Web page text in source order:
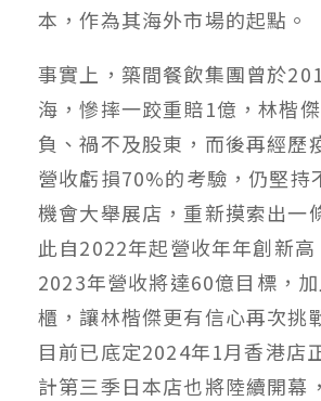
本，作為其海外市場的起點。
事實上，築間餐飲集團曾於
海，慘摔一跤重賠1億，林楷
負、禍不及股東，而後再經歷
營收虧損70%的考驗，仍堅持
機會大舉展店，重新摸索出一
此自2022年起營收年年創新
2023年營收將達60億目標，
櫃，讓林楷傑更有信心再次挑
目前已底定2024年1月香港店
計第三季日本店也將陸續開幕